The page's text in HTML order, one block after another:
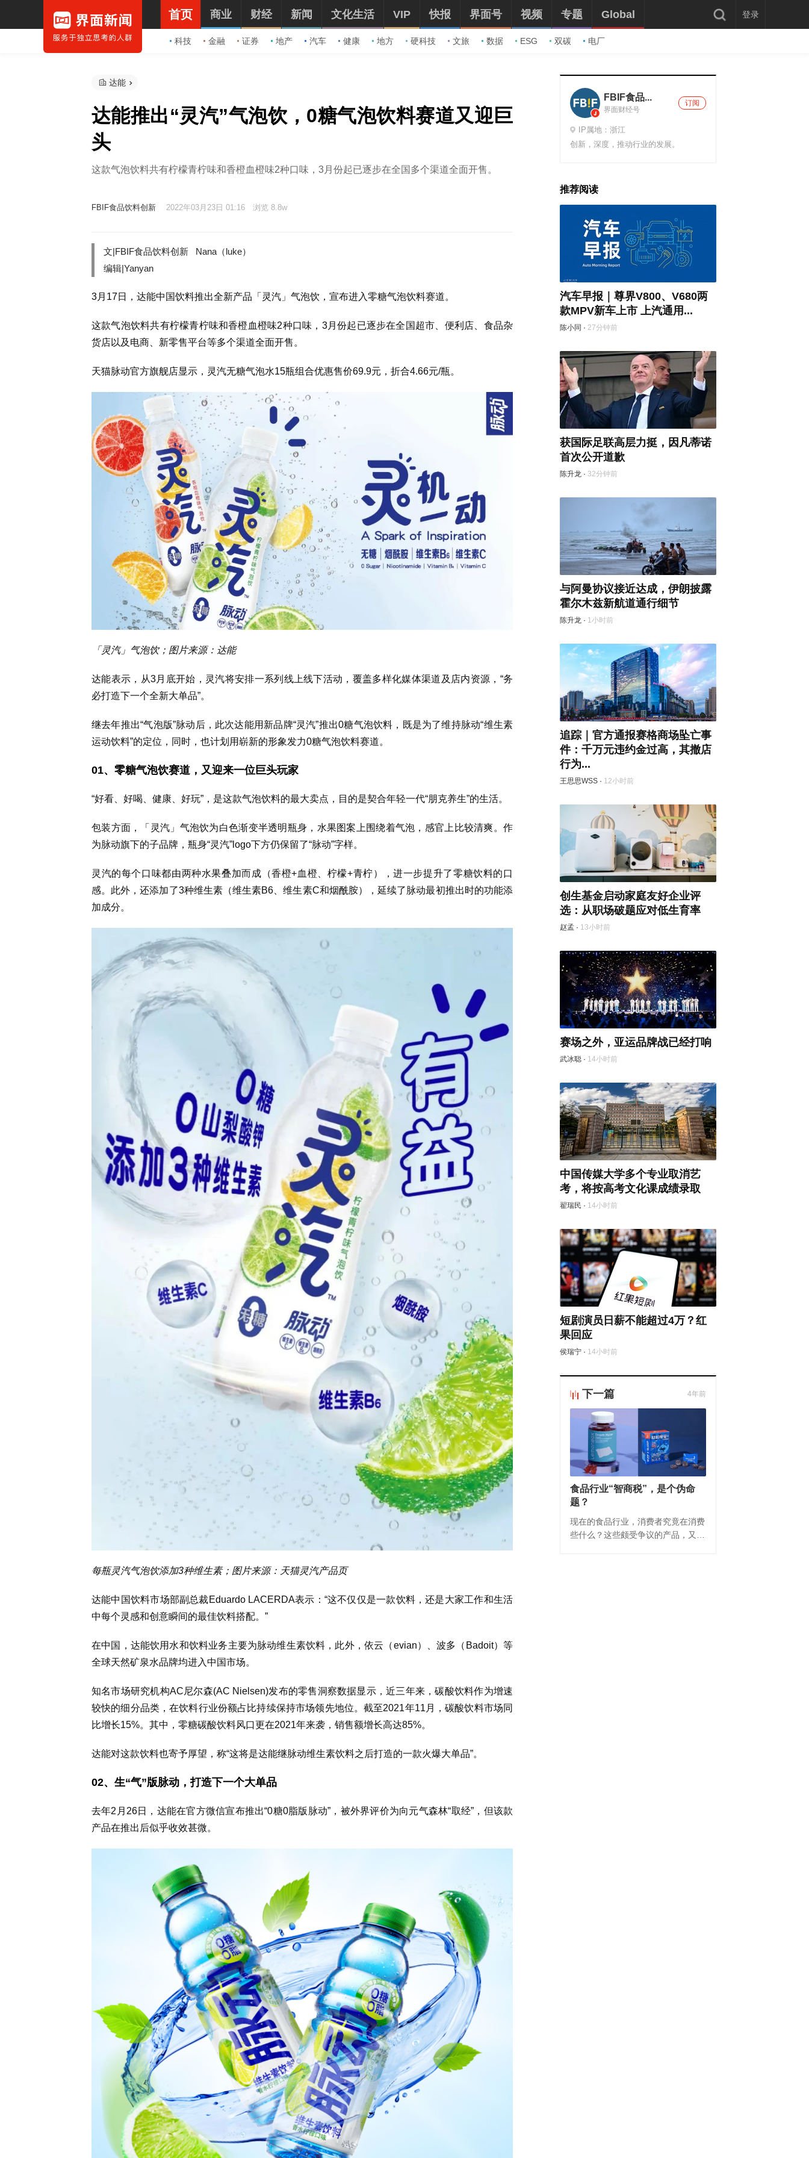
首页
科技 金融 证券 地产 汽车 健康 地方 硬科技 文旅 数据 ESG 双碳 电厂
商业 财经 新闻 文化生活 VIP 快报 界面号 视频 专题 Global 登录
达能
达能推出“灵汽”气泡饮，0糖气泡饮料赛道又迎巨
头
这款气泡饮料共有柠檬青柠味和香橙血橙味2种口味，3月份起已逐步在全国多个渠道全面开售。
FBIF食品饮料创新 2022年03月23日 01:16 浏览 8.8w
文|FBIF食品饮料创新 Nana（luke）
编辑|Yanyan
3月17日，达能中国饮料推出全新产品「灵汽」气泡饮，宣布进入零糖气泡饮料赛道。
这款气泡饮料共有柠檬青柠味和香橙血橙味2种口味，3月份起已逐步在全国超市、便利店、食品杂
货店以及电商、新零售平台等多个渠道全面开售。
天猫脉动官方旗舰店显示，灵汽无糖气泡水15瓶组合优惠售价69.9元，折合4.66元/瓶。
「灵汽」气泡饮；图片来源：达能
达能表示，从3月底开始，灵汽将安排一系列线上线下活动，覆盖多样化媒体渠道及店内资源，“务
必打造下一个全新大单品”。
继去年推出“气泡版”脉动后，此次达能用新品牌“灵汽”推出0糖气泡饮料，既是为了维持脉动“维生素
运动饮料”的定位，同时，也计划用崭新的形象发力0糖气泡饮料赛道。
01、零糖气泡饮赛道，又迎来一位巨头玩家
“好看、好喝、健康、好玩”，是这款气泡饮料的最大卖点，目的是契合年轻一代“朋克养生”的生活。
包装方面，「灵汽」气泡饮为白色渐变半透明瓶身，水果图案上围绕着气泡，感官上比较清爽。作
为脉动旗下的子品牌，瓶身“灵汽”logo下方仍保留了“脉动”字样。
灵汽的每个口味都由两种水果叠加而成（香橙+血橙、柠檬+青柠），进一步提升了零糖饮料的口
感。此外，还添加了3种维生素（维生素B6、维生素C和烟酰胺），延续了脉动最初推出时的功能添
加成分。
每瓶灵汽气泡饮添加3种维生素；图片来源：天猫灵汽产品页
达能中国饮料市场部副总裁Eduardo LACERDA表示：“这不仅仅是一款饮料，还是大家工作和生活
中每个灵感和创意瞬间的最佳饮料搭配。”
在中国，达能饮用水和饮料业务主要为脉动维生素饮料，此外，依云（evian）、波多（Badoit）等
全球天然矿泉水品牌均进入中国市场。
知名市场研究机构AC尼尔森(AC Nielsen)发布的零售洞察数据显示，近三年来，碳酸饮料作为增速
较快的细分品类，在饮料行业份额占比持续保持市场领先地位。截至2021年11月，碳酸饮料市场同
比增长15%。其中，零糖碳酸饮料风口更在2021年来袭，销售额增长高达85%。
达能对这款饮料也寄予厚望，称“这将是达能继脉动维生素饮料之后打造的一款火爆大单品”。
02、生“气”版脉动，打造下一个大单品
去年2月26日，达能在官方微信宣布推出“0糖0脂版脉动”，被外界评价为向元气森林“取经”，但该款
产品在推出后似乎收效甚微。
FBIF食品...
界面财经号
订阅
IP属地：浙江
创新，深度，推动行业的发展。
推荐阅读
汽车早报｜尊界V800、V680两
款MPV新车上市 上汽通用...
陈小同 · 27分钟前
获国际足联高层力挺，因凡蒂诺
首次公开道歉
陈升龙 · 32分钟前
与阿曼协议接近达成，伊朗披露
霍尔木兹新航道通行细节
陈升龙 · 1小时前
追踪｜官方通报赛格商场坠亡事
件：千万元违约金过高，其撤店
行为...
王思思WSS · 12小时前
创生基金启动家庭友好企业评
选：从职场破题应对低生育率
赵孟 · 13小时前
赛场之外，亚运品牌战已经打响
武冰聪 · 14小时前
中国传媒大学多个专业取消艺
考，将按高考文化课成绩录取
翟瑞民 · 14小时前
短剧演员日薪不能超过4万？红
果回应
侯瑞宁 · 14小时前
下一篇 4年前
食品行业“智商税”，是个伪命
题？
现在的食品行业，消费者究竟在消费
些什么？这些颇受争议的产品，又是